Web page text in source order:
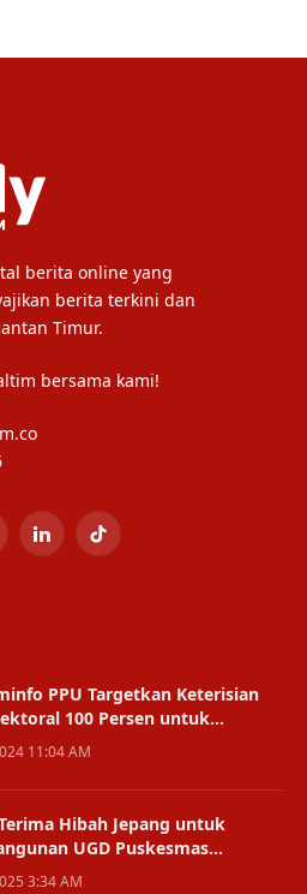
berita online yang
berita terkini dan
Timur.
bersama kami!
LinkedInTikTok
PPU Targetkan Keterisian
100 Persen untuk
yang Tepat dan Efektif
11:04 AM
Hibah Jepang untuk
UGD Puskesmas
3:34 AM